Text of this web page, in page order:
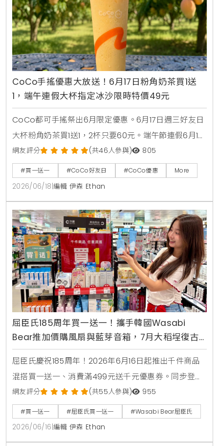
CoCo手搖優惠大放送！6月17日粉角奶茶買1送
1，端午連假大杯指定冰沙限時特價49元
CoCo都可手搖祭出6月限定優惠。6月17日週三好友日
大杯粉角奶茶買1送1，2杯只要60元。端午節連假6月19
日至6月21日加碼消暑活動，大杯芒果冰沙、雪沙椰椰
咖啡、雪沙椰椰冬瓜3款指定特調冰沙限時特價49元。
網友評分 (共46人參與) 805
#買一送一 #CoCo好友日 #CoCo優惠 More
2026/06/18 編輯 伊森 Ethan
屈臣氏185周年買一送一！攜手韓國Wasabi
Bear推加價購風扇與藍芽音箱，7月大稻埕復古
快閃店盛大開幕
屈臣氏慶祝185周年！2026年6月16日起推出千件商品
混搭買一送一、消費滿499元送千元優惠券。同步登場
的還有韓國Wasabi Bear第二彈聯名加價購，包含小提
袋、製冷風扇與藍芽音箱，消費滿1850元再送獨家185
周年紀念熊。7月9日更將於台北大稻埕開設復古主題快
閃店，重現經典時代場景。
網友評分 (共55人參與) 955
#買一送一 #屈臣氏買一送一 #Wasabi Bear屈臣氏
2026/06/16 編輯 伊森 Ethan